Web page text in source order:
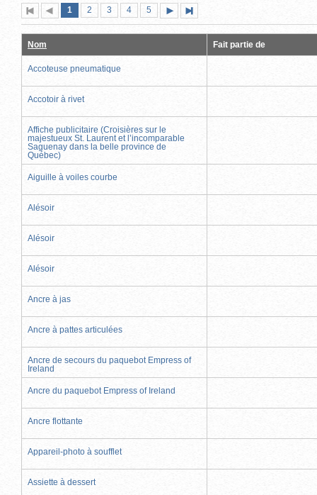
Première
page
Page
précédente
Page
1 (page
actuelle)
Page
2 Page
3 Page
4 Page
5
suivante
page
Nom Fait partie de
Accoteuse pneumatique
Accotoir à rivet
Affiche publicitaire (Croisières sur le
majestueux St. Laurent et l’incomparable
Saguenay dans la belle province de
Québec)
Aiguille à voiles courbe
Alésoir
Alésoir
Alésoir
Ancre à jas
Ancre à pattes articulées
Ancre de secours du paquebot Empress of
Ireland
Ancre du paquebot Empress of Ireland
Ancre flottante
Appareil-photo à soufflet
Assiette à dessert